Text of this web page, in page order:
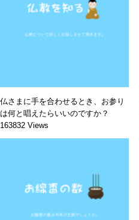
仏さまに手を合わせるとき、お参り
は何と唱えたらいいのですか？
163832 Views